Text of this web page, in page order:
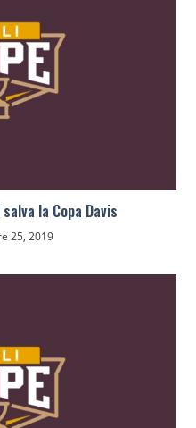
la Copa Davis
25, 2019